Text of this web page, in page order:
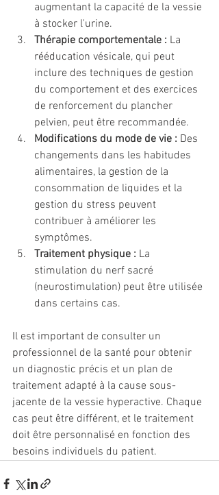
augmentant la capacité de la vessie
à stocker l'urine.
Thérapie comportementale : La
rééducation vésicale, qui peut
inclure des techniques de gestion
du comportement et des exercices
de renforcement du plancher
pelvien, peut être recommandée.
Modifications du mode de vie : Des
changements dans les habitudes
alimentaires, la gestion de la
consommation de liquides et la
gestion du stress peuvent
contribuer à améliorer les
symptômes.
Traitement physique : La
stimulation du nerf sacré
(neurostimulation) peut être utilisée
dans certains cas.
Il est important de consulter un
professionnel de la santé pour obtenir
un diagnostic précis et un plan de
traitement adapté à la cause sous-
jacente de la vessie hyperactive. Chaque
cas peut être différent, et le traitement
doit être personnalisé en fonction des
besoins individuels du patient.